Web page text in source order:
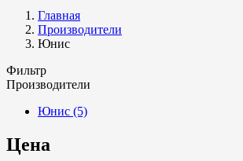
Главная
Производители
Юнис
Фильтр
Производители
Юнис (5)
Цена